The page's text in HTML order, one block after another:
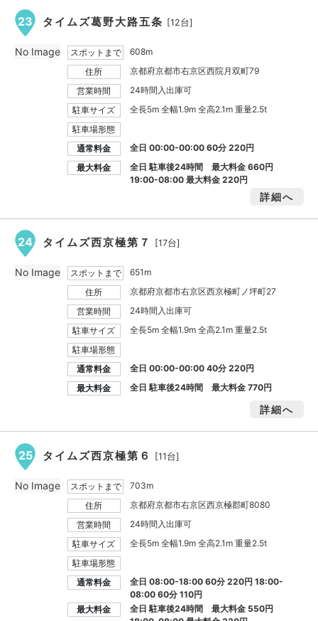
23 タイムズ葛野大路五条 [12台]
スポットまで
608m
住所
京都府京都市右京区西院月双町79
営業時間
24時間入出庫可
駐車サイズ
全長5m 全幅1.9m 全高2.1m 重量2.5t
駐車場形態
通常料金
全日 00:00-00:00 60分 220円
最大料金
全日 駐車後24時間 最大料金660円
19:00-08:00 最大料金220円
詳細へ
No Image
24 タイムズ西京極第７ [17台]
スポットまで
651m
住所
京都府京都市右京区西京極町ノ坪町27
営業時間
24時間入出庫可
駐車サイズ
全長5m 全幅1.9m 全高2.1m 重量2.5t
駐車場形態
通常料金
全日 00:00-00:00 40分 220円
最大料金
全日 駐車後24時間 最大料金770円
詳細へ
No Image
25 タイムズ西京極第６ [11台]
スポットまで
703m
住所
京都府京都市右京区西京極郡町8080
営業時間
24時間入出庫可
駐車サイズ
全長5m 全幅1.9m 全高2.1m 重量2.5t
駐車場形態
通常料金
全日 08:00-18:00 60分 220円 18:00-
08:00 60分 110円
最大料金
全日 駐車後24時間 最大料金 550円
No Image